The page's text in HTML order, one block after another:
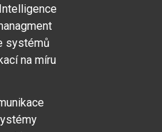
systémů
na míru